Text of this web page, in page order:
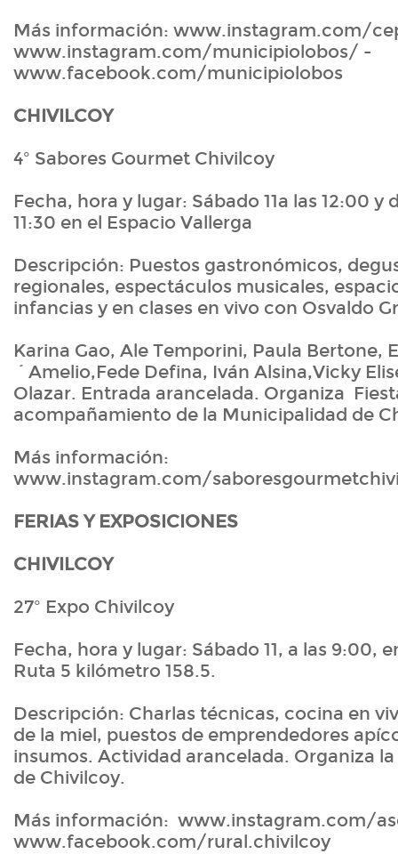
Más información: www.instagram.com/
www.instagram.com/municipiolobos/ -
www.facebook.com/municipiolobos
CHIVILCOY
4º Sabores Gourmet Chivilcoy
Fecha, hora y lugar: Sábado 11a las 12:00 y
11:30 en el Espacio Vallerga
Descripción: Puestos gastronómicos,
regionales, espectáculos musicales,
infancias y en clases en vivo con Osvaldo
Karina Gao, Ale Temporini, Paula Bertone,
´Amelio,Fede Defina, Iván Alsina,Vicky
Olazar. Entrada arancelada. Organiza
acompañamiento de la Municipalidad de
Más información:
www.instagram.com/
FERIAS Y EXPOSICIONES
CHIVILCOY
27º Expo Chivilcoy
Fecha, hora y lugar: Sábado 11, a las 9:00,
Ruta 5 kilómetro 158.5.
Descripción: Charlas técnicas, cocina en
de la miel, puestos de emprendedores
insumos. Actividad arancelada. Organiza
de Chivilcoy.
Más información: www.instagram.com/
www.facebook.com/rural.chivilcoy